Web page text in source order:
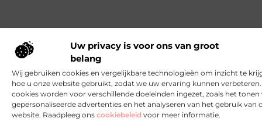
Uw privacy is voor ons van groot
belang
Wij gebruiken cookies en vergelijkbare technologieën om inzicht te
hoe u onze website gebruikt, zodat we uw ervaring kunnen verbeteren.
cookies worden voor verschillende doeleinden ingezet, zoals het tonen
gepersonaliseerde advertenties en het analyseren van het gebruik van
website. Raadpleeg ons cookiebeleid voor meer informatie.